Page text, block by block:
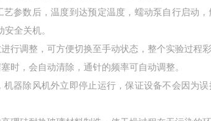
参数后，温度到达预定温度，蠕动泵自行启动
全关机。
行调整，可方便切换至手动状态，整个实验过程
时，会自动清除，通针的频率可自动调整。
器除风机外立即停止运行，保证设备不会因为